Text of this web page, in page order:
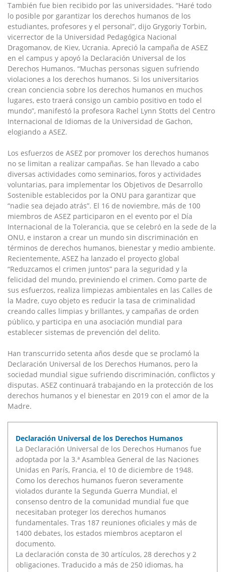
También fue bien recibido por las universidades. “Haré todo
lo posible por garantizar los derechos humanos de los
estudiantes, profesores y el personal”, dijo Grygoriy Torbin,
vicerrector de la Universidad Pedagógica Nacional
Dragomanov, de Kiev, Ucrania. Apreció la campaña de ASEZ
en el campus y apoyó la Declaración Universal de los
Derechos Humanos. “Muchas personas siguen sufriendo
violaciones a los derechos humanos. Si los universitarios
crean conciencia sobre los derechos humanos en muchos
lugares, esto traerá consigo un cambio positivo en todo el
mundo”, manifestó la profesora Rachel Lynn Stotts del Centro
Internacional de Idiomas de la Universidad de Gachon,
elogiando a ASEZ.
Los esfuerzos de ASEZ por promover los derechos humanos
no se limitan a realizar campañas. Se han llevado a cabo
diversas actividades como seminarios, foros y actividades
voluntarias, para implementar los Objetivos de Desarrollo
Sostenible establecidos por la ONU para garantizar que
“nadie sea dejado atrás”. El 16 de noviembre, más de 100
miembros de ASEZ participaron en el evento por el Día
Internacional de la Tolerancia, que se celebró en la sede de la
ONU, e instaron a crear un mundo sin discriminación en
términos de derechos humanos, bienestar y medio ambiente.
Recientemente, ASEZ ha lanzado el proyecto global
“Reduzcamos el crimen juntos” para la seguridad y la
felicidad del mundo, previniendo el crimen. Como parte de
sus esfuerzos, realiza limpiezas ambientales en las Calles de
la Madre, cuyo objeto es reducir la tasa de criminalidad
creando calles limpias y brillantes, y campañas de orden
público, y participa en una asociación mundial para
establecer sistemas de prevención del delito.
Han transcurrido setenta años desde que se proclamó la
Declaración Universal de los Derechos Humanos, pero la
sociedad mundial sigue sufriendo discriminación, conflictos y
disputas. ASEZ continuará trabajando en la protección de los
derechos humanos y el bienestar en 2019 con el amor de la
Madre.
Declaración Universal de los Derechos Humanos
La Declaración Universal de los Derechos Humanos fue
adoptada por la 3.ª Asamblea General de las Naciones
Unidas en París, Francia, el 10 de diciembre de 1948.
Como los derechos humanos fueron severamente
violados durante la Segunda Guerra Mundial, el
consenso dentro de la comunidad mundial fue que
necesitaban proteger los derechos humanos
fundamentales. Tras 187 reuniones oficiales y más de
1400 debates, los estados miembros aceptaron el
documento.
La declaración consta de 30 artículos, 28 derechos y 2
obligaciones. Traducido a más de 250 idiomas, ha